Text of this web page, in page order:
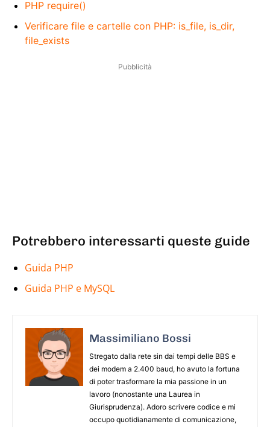
PHP require()
Verificare file e cartelle con PHP: is_file, is_dir,
file_exists
Pubblicità
Potrebbero interessarti queste guide
Guida PHP
Guida PHP e MySQL
Massimiliano Bossi
Stregato dalla rete sin dai tempi delle BBS e
dei modem a 2.400 baud, ho avuto la fortuna
di poter trasformare la mia passione in un
lavoro (nonostante una Laurea in
Giurisprudenza). Adoro scrivere codice e mi
occupo quotidianamente di comunicazione,